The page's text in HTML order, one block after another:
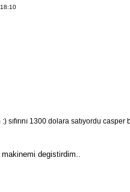
sıfırını 1300 dolara satıyordu casper
degistirdim..